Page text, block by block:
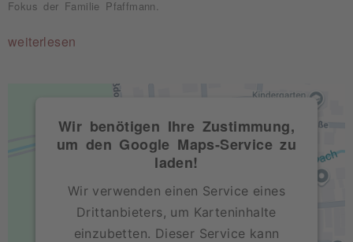
Fokus der Familie Pfaffmann.
weiterlesen
Wir benötigen Ihre Zustimmung,
um den Google Maps-Service zu
laden!
Wir verwenden einen Service eines
Drittanbieters, um Karteninhalte
einzubetten. Dieser Service kann